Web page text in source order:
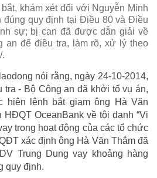
khám xét đối với Nguyễn Minh
quy định tại Điều 80 và Điều
sự; bị can đã được dẫn giải về
an để điều tra, làm rõ, xử lý theo
.
nói rằng, ngày 24-10-2014,
tra - Bộ Công an đã khởi tố vụ án,
hiện lệnh bắt giam ông Hà Văn
HĐQT OceanBank về tội danh “Vi
trong hoạt động của các tổ chức
xác định ông Hà Văn Thắm đã
Trung Dung vay khoảng hàng
quy định.